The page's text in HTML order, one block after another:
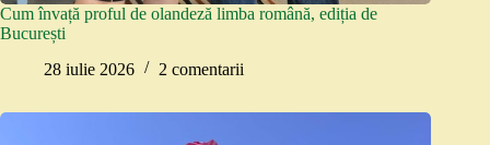
Cum învață proful de olandeză limba română, ediția de
București
28 iulie 2026
2 comentarii